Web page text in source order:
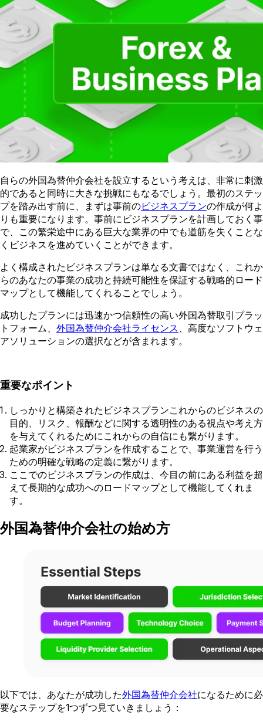
自らの外国為替仲介会社を設立するという考えは、非常に刺激
的であると同時に大きな挑戦にもなるでしょう。最初のステッ
プを踏み出す前に、まずは事前のビジネスプランの作成が何よ
りも重要になります。事前にビジネスプランを計画しておく事
で、この繁栄途中にある巨大な業界の中でも道筋を失くことな
くビジネスを進めていくことができます。
よく構成されたビジネスプランは単なる文書ではなく、これか
らのあなたの事業の成功と持続可能性を保証する戦略的ロード
マップとして機能してくれることでしょう。
成功したプランには迅速かつ信頼性の高い外国為替取引プラッ
トフォーム、 外国為替仲介会社ライセンス 、高度なソフトウェ
アソリューションの選択などが含まれます。
重要なポイント
しっかりと構築されたビジネスプランこれからのビジネスの
目的、リスク、報酬などに関する透明性のある視点や考え方
を与えてくれるためにこれからの自信にも繋がります。
起業家がビジネスプランを作成することで、事業運営を行う
ための明確な戦略の定義に繋がります。
ここでのビジネスプランの作成は、今目の前にある利益を超
えて長期的な成功へのロードマップとして機能してくれま
す。
外国為替仲介会社の始め方
以下では、あなたが成功した外国為替仲介会社になるために必
要なステップを1つずつ見ていきましょう：